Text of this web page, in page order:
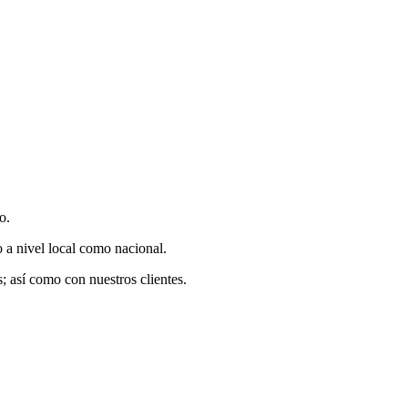
a nivel local como nacional.
así como con nuestros clientes.